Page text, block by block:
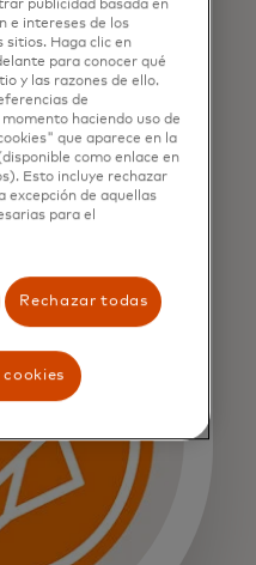
en
de
publicidad basada en
e intereses de los
sitios. Haga clic en
para conocer qué
y las razones de ello.
de
haciendo uso de
que aparece en la
como enlace en
Esto incluye rechazar
excepción de aquellas
para el
Rechazar todas